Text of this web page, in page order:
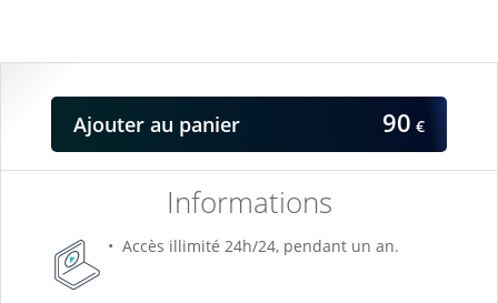
Informations
Accès illimité 24h/24, pendant un an.
Ajouter au panier 90 €